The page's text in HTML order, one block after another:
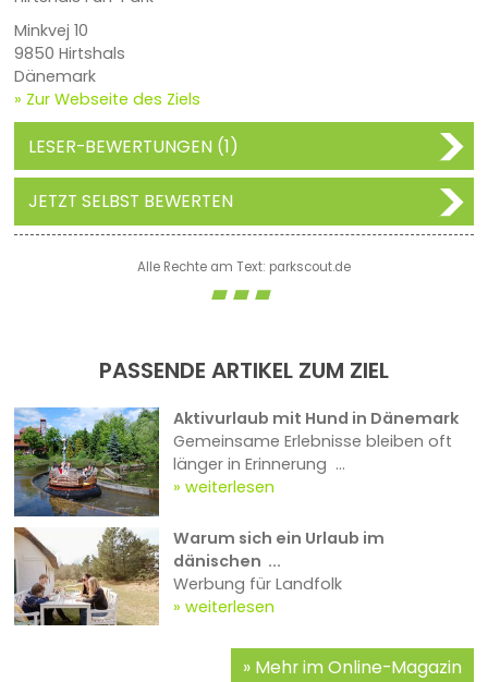
Minkvej 10
9850 Hirtshals
Dänemark
» Zur Webseite des Ziels
LESER-BEWERTUNGEN (1)
JETZT SELBST BEWERTEN
Alle Rechte am Text: parkscout.de
PASSENDE ARTIKEL ZUM ZIEL
Aktivurlaub mit Hund in Dänemark
Gemeinsame Erlebnisse bleiben oft
länger in Erinnerung ...
weiterlesen
Warum sich ein Urlaub im
dänischen ...
Werbung für Landfolk
weiterlesen
Mehr im Online-Magazin